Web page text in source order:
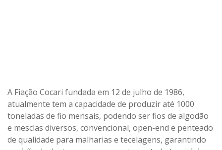
A Fiação Cocari fundada em 12 de julho de 1986,
atualmente tem a capacidade de produzir até 1000
toneladas de fio mensais, podendo ser fios de algodão
e mesclas diversos, convencional, open-end e penteado
de qualidade para malharias e tecelagens, garantindo